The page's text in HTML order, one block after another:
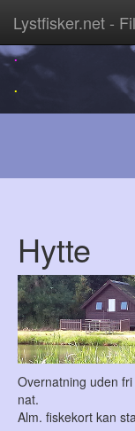
Lystfisker.net -
.
.
Hytte
Overnatning uden
nat.
Alm. fiskekort kan